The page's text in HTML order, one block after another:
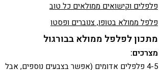
פלפלים וקישואים ממולאים כל טוב
פלפל ממולא בטופו, צנוברים ופסטו
מתכון לפלפל ממולא בבורגול
מצרכים:
4-5 פלפלים אדומים (אפשר בצבעים נוספים, אבל